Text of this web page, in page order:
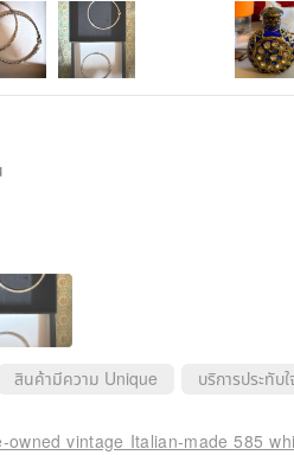
สินค้ามีความ Unique บริการประทับ
owned vintage Italian-made 585